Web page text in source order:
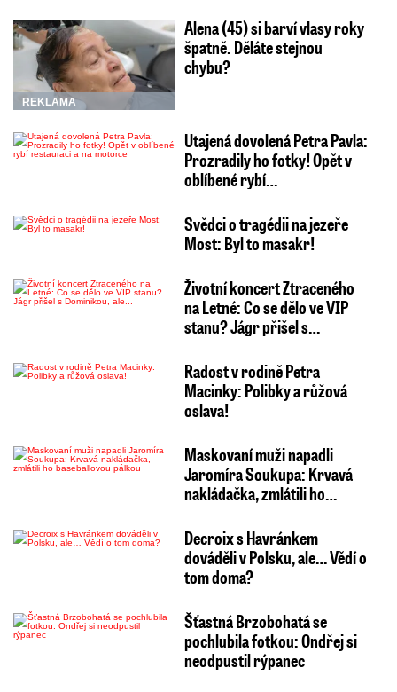
REKLAMA
Alena (45) si barví vlasy roky
špatně. Děláte stejnou
chybu?
Utajená dovolená Petra Pavla:
Prozradily ho fotky! Opět v
oblíbené rybí…
Svědci o tragédii na jezeře
Most: Byl to masakr!
Životní koncert Ztraceného
na Letné: Co se dělo ve VIP
stanu? Jágr přišel s…
Radost v rodině Petra
Macinky: Polibky a růžová
oslava!
Maskovaní muži napadli
Jaromíra Soukupa: Krvavá
nakládačka, zmlátili ho…
Decroix s Havránkem
dováděli v Polsku, ale… Vědí o
tom doma?
Šťastná Brzobohatá se
pochlubila fotkou: Ondřej si
neodpustil rýpanec